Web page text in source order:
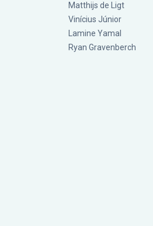
Matthijs de Ligt
Vinícius Júnior
Lamine Yamal
Ryan Gravenberch